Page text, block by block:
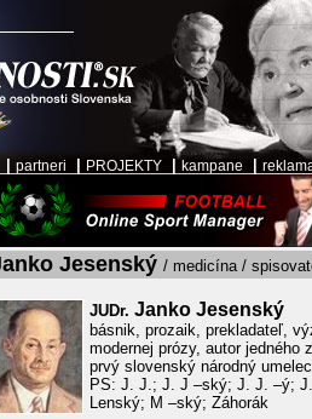
partneri PROJEKTY kampane
Jesenský / medicína /
JUDr. Janko Jesenský
básnik, prozaik, prekladateľ,
modernej prózy, autor jedného
prvý slovenský národný umelec
PS: J. J.; J. J –ský; J. J. –ý;
Lenský; M –ský; Záhorák